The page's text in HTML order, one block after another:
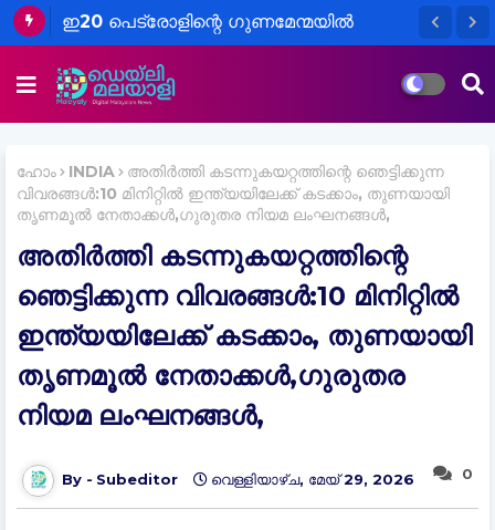
ഇ20 പെട്രോളിന്റെ ഗുണമേന്മയിൽ
ചട്ടങ്ങൾ പാലിക്കുന്നുണ്ടെന്ന് വ്യക്തമാക്കി
സംയുക്ത പ്രസ്താവന
ഹോം INDIA
അതിർത്തി കടന്നുകയറ്റത്തിന്റെ ഞെട്ടിക്കുന്ന
വിവരങ്ങൾ:10 മിനിറ്റിൽ ഇന്ത്യയിലേക്ക് കടക്കാം, തുണയായി
തൃണമൂൽ നേതാക്കൾ,ഗുരുതര നിയമ ലംഘനങ്ങൾ,
അതിർത്തി കടന്നുകയറ്റത്തിന്റെ
ഞെട്ടിക്കുന്ന വിവരങ്ങൾ:10 മിനിറ്റിൽ
ഇന്ത്യയിലേക്ക് കടക്കാം, തുണയായി
തൃണമൂൽ നേതാക്കൾ,ഗുരുതര
നിയമ ലംഘനങ്ങൾ,
0
Subeditor വെള്ളിയാഴ്‌ച, മേയ് 29, 2026